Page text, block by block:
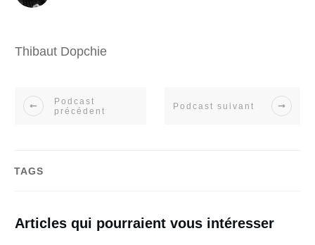
Thibaut Dopchie
Podcast
précédent
Podcast suivant
TAGS
Articles qui pourraient vous intéresser